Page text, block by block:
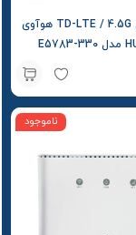
مودم جیبی TD-LTE / 4.5G هوآوی
ناموجود